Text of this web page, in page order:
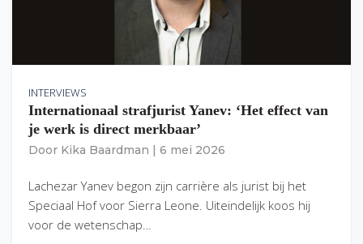
INTERVIEWS
Internationaal strafjurist Yanev: ‘Het effect van
je werk is direct merkbaar’
Door Kika Baardman 6 mei 2026
Lachezar Yanev begon zijn carrière als jurist bij het
Speciaal Hof voor Sierra Leone. Uiteindelijk koos hij
voor de wetenschap…